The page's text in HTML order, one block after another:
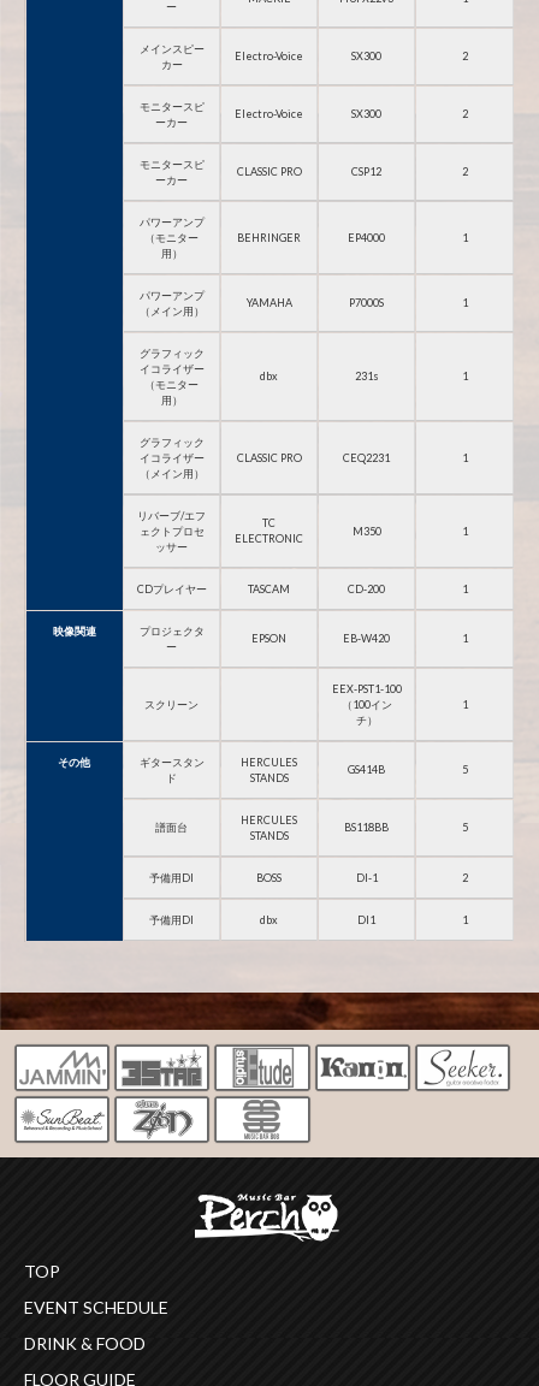
ー
メインスピー
カー
Electro-Voice SX300 2
モニタースピ
ーカー
Electro-Voice SX300 2
モニタースピ
ーカー
CLASSIC PRO CSP12 2
パワーアンプ
（モニター
用）
BEHRINGER EP4000 1
パワーアンプ
（メイン用）
YAMAHA P7000S 1
グラフィック
イコライザー
（モニター
用）
dbx 231s 1
グラフィック
イコライザー
（メイン用）
CLASSIC PRO CEQ2231 1
リバーブ/エフ
ェクトプロセ
ッサー
TC
ELECTRONIC
M350 1
CDプレイヤー TASCAM CD-200 1
映像関連
プロジェクタ
ー
EPSON EB-W420 1
スクリーン
EEX-PST1-100
（100イン
チ）
1
その他
ギタースタン
ド
HERCULES
STANDS
GS414B 5
譜面台
HERCULES
STANDS
BS118BB 5
予備用DI BOSS DI-1 2
予備用DI dbx DI1 1
TOP
EVENT SCHEDULE
DRINK & FOOD
FLOOR GUIDE